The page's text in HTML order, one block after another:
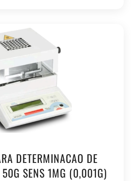
DETERMINACAO DE
SENS 1MG (0,001G)